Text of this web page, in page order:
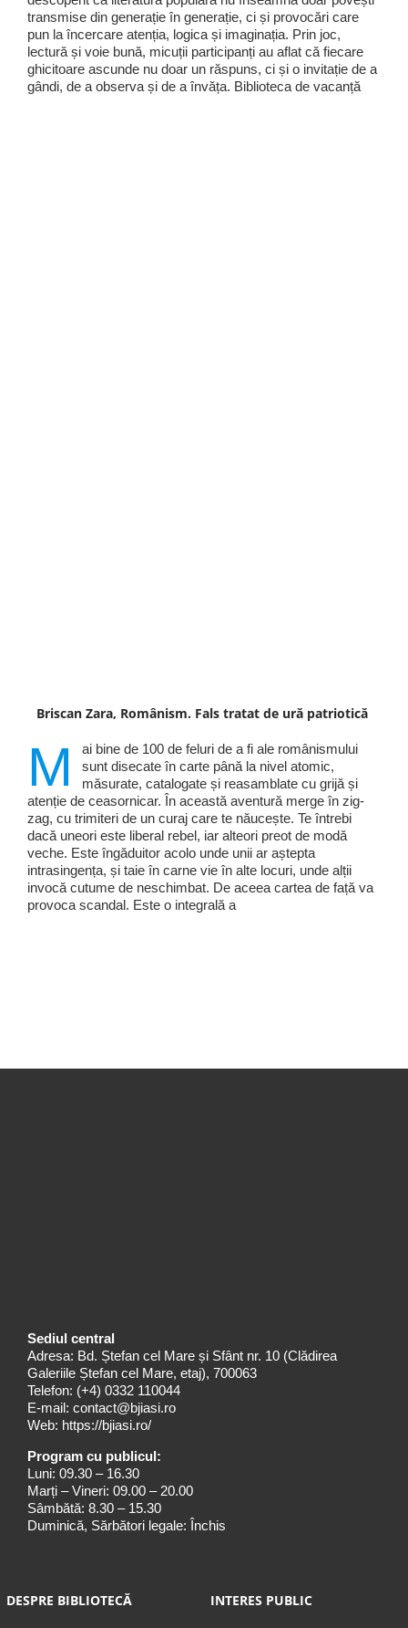
transmise din generație în generație, ci și provocări care
pun la încercare atenția, logica și imaginația. Prin joc,
lectură și voie bună, micuții participanți au aflat că fiecare
ghicitoare ascunde nu doar un răspuns, ci și o invitație de a
gândi, de a observa și de a învăța. Biblioteca de vacanță
Briscan Zara, Românism. Fals tratat de ură patriotică
M
ai bine de 100 de feluri de a fi ale românismului
sunt disecate în carte până la nivel atomic,
măsurate, catalogate și reasamblate cu grijă și
atenție de ceasornicar. În această aventură merge în zig-
zag, cu trimiteri de un curaj care te năucește. Te întrebi
dacă uneori este liberal rebel, iar alteori preot de modă
veche. Este îngăduitor acolo unde unii ar aștepta
intrasingența, și taie în carne vie în alte locuri, unde alții
invocă cutume de neschimbat. De aceea cartea de față va
provoca scandal. Este o integrală a
Sediul central
Adresa: Bd. Ștefan cel Mare și Sfânt nr. 10 (Clădirea
Galeriile Ștefan cel Mare, etaj), 700063
Telefon: (+4) 0332 110044
E-mail: contact@bjiasi.ro
Web: https://bjiasi.ro/
Program cu publicul:
Luni: 09.30 – 16.30
Marți – Vineri: 09.00 – 20.00
Sâmbătă: 8.30 – 15.30
Duminică, Sărbători legale: Închis
DESPRE BIBLIOTECĂ INTERES PUBLIC